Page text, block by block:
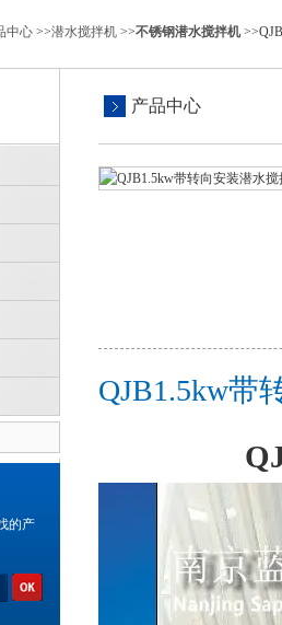
中心 >>潜水搅拌机 >>不锈钢潜水搅拌机
的产
产品中心
QJB1.5kw带